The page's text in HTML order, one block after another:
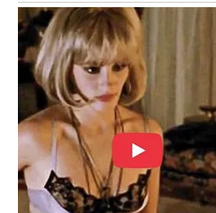
S vremenom, njena bol nije